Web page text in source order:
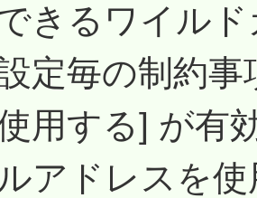
きるワイル
定毎の制約
用する] が有
アドレスを